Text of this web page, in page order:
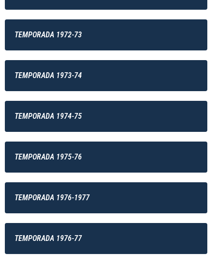
TEMPORADA 1972-73
TEMPORADA 1973-74
TEMPORADA 1974-75
TEMPORADA 1975-76
TEMPORADA 1976-1977
TEMPORADA 1976-77